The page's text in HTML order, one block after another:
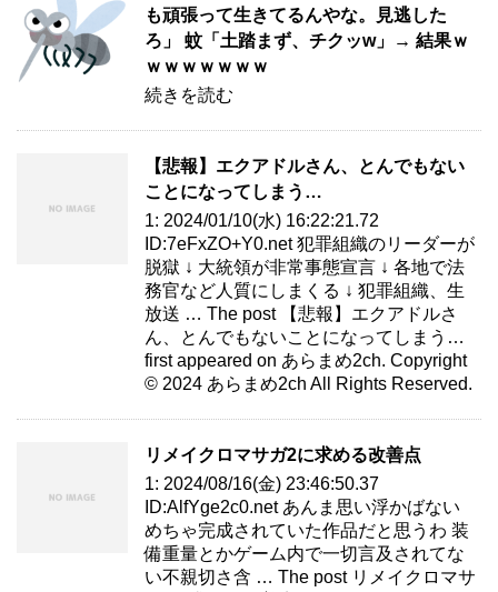
も頑張って生きてるんやな。見逃した
ろ」 蚊「土踏まず、チクッw」→ 結果ｗ
ｗｗｗｗｗｗｗ
続きを読む
【悲報】エクアドルさん、とんでもない
ことになってしまう…
1: 2024/01/10(水) 16:22:21.72
ID:7eFxZO+Y0.net 犯罪組織のリーダーが
脱獄 ↓ 大統領が非常事態宣言 ↓ 各地で法
務官など人質にしまくる ↓ 犯罪組織、生
放送 … The post 【悲報】エクアドルさ
ん、とんでもないことになってしまう…
first appeared on あらまめ2ch. Copyright
© 2024 あらまめ2ch All Rights Reserved.
リメイクロマサガ2に求める改善点
1: 2024/08/16(金) 23:46:50.37
ID:AlfYge2c0.net あんま思い浮かばない
めちゃ完成されていた作品だと思うわ 装
備重量とかゲーム内で一切言及されてな
い不親切さ含 … The post リメイクロマサ